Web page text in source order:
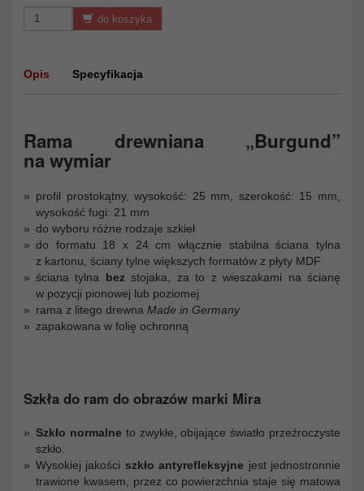
do koszyka
Opis Specyfikacja
Rama drewniana „Burgund”
na wymiar
profil prostokątny, wysokość: 25 mm, szerokość: 15 mm,
wysokość fugi: 21 mm
do wyboru różne rodzaje szkieł
do formatu 18 x 24 cm włącznie stabilna ściana tylna
z kartonu, ściany tylne większych formatów z płyty MDF
ściana tylna bez stojaka, za to z wieszakami na ścianę
w pozycji pionowej lub poziomej
rama z litego drewna Made in Germany
zapakowana w folię ochronną
Szkła do ram do obrazów marki Mira
Szkło normalne to zwykłe, obijające światło przeźroczyste
szkło.
Wysokiej jakości szkło antyrefleksyjne jest jednostronnie
trawione kwasem, przez co powierzchnia staje się matowa